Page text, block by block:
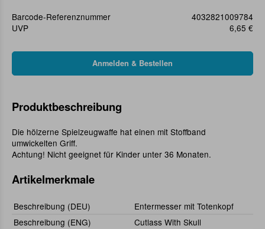
Barcode-Referenznummer
4032821009784
UVP
6,65 €
Produktbeschreibung
Die hölzerne Spielzeugwaffe hat einen mit Stoffband
umwickelten Griff.
Achtung! Nicht geeignet für Kinder unter 36 Monaten.
Artikelmerkmale
Beschreibung (DEU)
Entermesser mit Totenkopf
Beschreibung (ENG)
Cutlass With Skull